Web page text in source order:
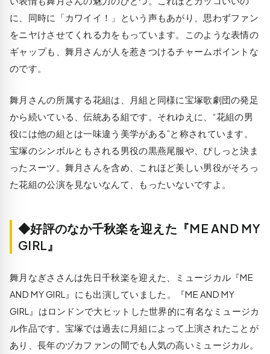
に、同時に「カワイイ！」という声もあがり、思わずファン
をニヤけさせてくれる力をもっています。このような表情の
ギャップも、舞月さんが人を惹きつけるチャームポイントな
のです。
舞月さんの所属する花組は、月組と同様に宝塚歌劇団の発足
から続いている、伝統ある組です。それゆえに、“花組の男
役には他の組とは一味違う美学がある”と称されています。
宝塚のシンボルともされる男役の黒燕尾服や、ぴしっと決ま
ったスーツ。舞月さんを含め、これほど美しい男役がそろっ
た花組の公演を見ないなんて、もったいないですよ。
◆好評のなか千秋楽を迎えた『ME AND MY
GIRL』
舞月なぎささんは先日千秋楽を迎えた、ミュージカル『ME
AND MY GIRL』にも出演していました。『ME AND MY
GIRL』はロンドンで大ヒットした世界的に有名なミュージカ
ル作品です。宝塚では過去に月組によって上演されたことが
あり、長年のヅカファンの間でも人気の高いミュージカル。